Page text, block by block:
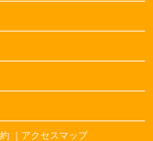
｜アクセスマップ